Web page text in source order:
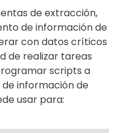
de extracción,
de información de
con datos críticos
de realizar tareas
scripts a
información de
usar para: